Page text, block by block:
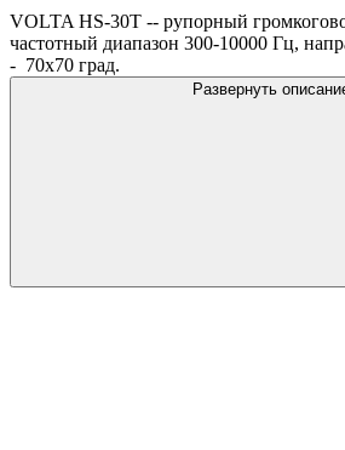
VOLTA HS-30T -- рупорный
частотный диапазон 300-10000 Гц,
- 70х70 град.
Развернуть